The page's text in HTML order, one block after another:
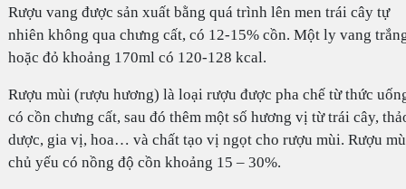
Rượu vang được sản xuất bằng quá trình lên men trái cây tự
nhiên không qua chưng cất, có 12-15% cồn. Một ly vang
hoặc đỏ khoảng 170ml có 120-128 kcal.
Rượu mùi (rượu hương) là loại rượu được pha chế từ thức
có cồn chưng cất, sau đó thêm một số hương vị từ trái cây,
dược, gia vị, hoa… và chất tạo vị ngọt cho rượu mùi. Rượu
chủ yếu có nồng độ cồn khoảng 15 – 30%.